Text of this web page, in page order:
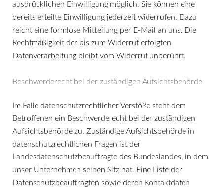
ausdrücklichen Einwilligung möglich. Sie können eine
bereits erteilte Einwilligung jederzeit widerrufen. Dazu
reicht eine formlose Mitteilung per E-Mail an uns. Die
Rechtmäßigkeit der bis zum Widerruf erfolgten
Datenverarbeitung bleibt vom Widerruf unberührt.
Beschwerderecht bei der zuständigen Aufsichtsbehörde
Im Falle datenschutzrechtlicher Verstöße steht dem
Betroffenen ein Beschwerderecht bei der zuständigen
Aufsichtsbehörde zu. Zuständige Aufsichtsbehörde in
datenschutzrechtlichen Fragen ist der
Landesdatenschutzbeauftragte des Bundeslandes, in dem
unser Unternehmen seinen Sitz hat. Eine Liste der
Datenschutzbeauftragten sowie deren Kontaktdaten